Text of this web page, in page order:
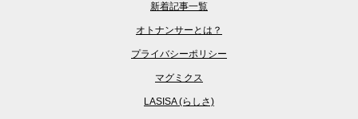
新着記事一覧
オトナンサーとは？
プライバシーポリシー
マグミクス
LASISA (らしさ)